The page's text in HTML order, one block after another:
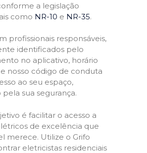
a legislação
como NR-10 e NR-35.
profissionais responsáveis,
identificados pelo
no aplicativo, horário
nosso código de conduta
ao seu espaço,
sua segurança.
é facilitar o acesso a
de excelência que
merece. Utilize o Grifo
eletricistas residenciais